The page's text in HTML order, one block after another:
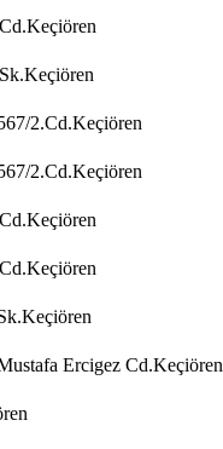
2.Cd.Keçiören
2.Cd.Keçiören
Ercigez Cd.Keçiören